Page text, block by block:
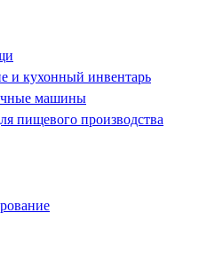
и кухонный инвентарь
машины
пищевого производства